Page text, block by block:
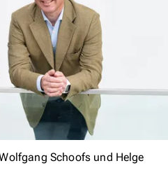
Schoofs und Helge